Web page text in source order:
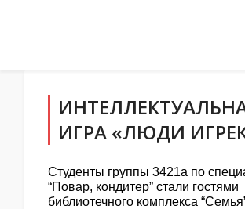
ИГРА «ЛЮДИ
Студенты группы 3421а по
“Повар, кондитер” стали гостями
библиотечного комплекса